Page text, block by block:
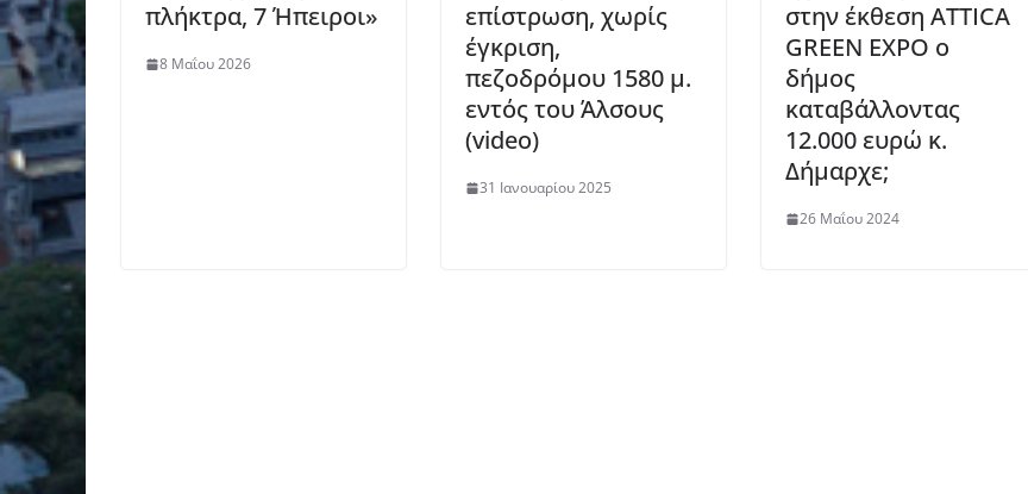
πλήκτρα, 7 Ήπειροι»
8 Μαΐου 2026
επίστρωση, χωρίς
έγκριση,
πεζοδρόμου 1580 μ.
εντός του Άλσους
(video)
31 Ιανουαρίου 2025
στην έκθεση ATTICA
GREEN EXPO ο
δήμος
καταβάλλοντας
12.000 ευρώ κ.
Δήμαρχε;
26 Μαΐου 2024